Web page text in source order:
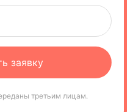
третьим лицам.